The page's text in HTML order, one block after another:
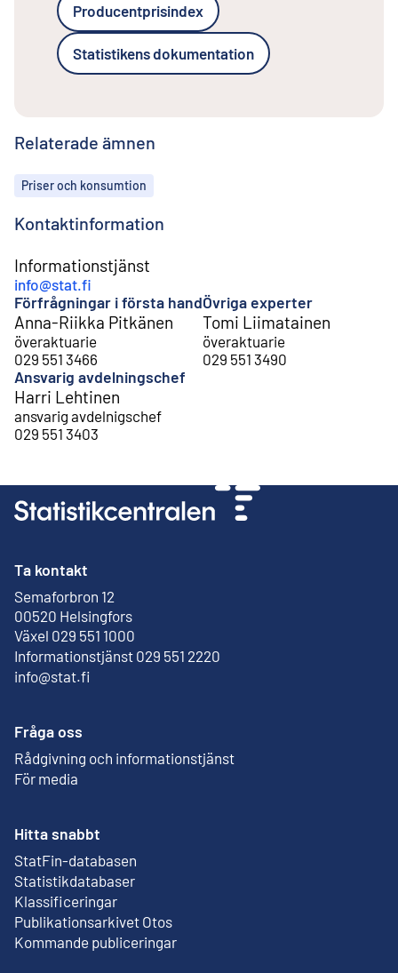
Producentprisindex
Statistikens dokumentation
Relaterade ämnen
Ämnen
Priser och konsumtion
Kontaktinformation
Informationstjänst
info@stat.fi
Förfrågningar i första hand
Anna-Riikka Pitkänen
överaktuarie
029 551 3466
Övriga experter
Tomi Liimatainen
överaktuarie
029 551 3490
Ansvarig avdelningschef
Harri Lehtinen
ansvarig avdelnigschef
029 551 3403
Ta kontakt
Semaforbron 12
00520 Helsingfors
Extern länk
Växel 029 551 1000
Informationstjänst 029 551 2220
info@stat.fi
Fråga oss
Rådgivning och informationstjänst
För media
Hitta snabbt
StatFin-databasen
Extern länk
Statistikdatabaser
Klassificeringar
Publikationsarkivet Otos
Extern länk
Kommande publiceringar